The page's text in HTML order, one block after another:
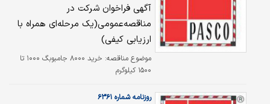
آگهی فراخوان شرکت در
مناقصه‌عمومی(یک مرحله‌ای همراه با
ارزیابی کیفی)
موضوع مناقصه: خرید ۸۰۰۰ جامبوبگ ۱۰۰۰ تا
۱۵۰۰ کیلوگرم
روزنامه شماره ۶۳۶۱